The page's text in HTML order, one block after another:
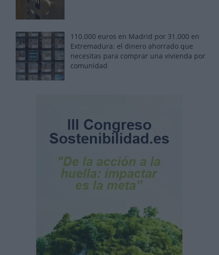
110.000 euros en Madrid por 31.000 en
Extremadura: el dinero ahorrado que
necesitas para comprar una vivienda por
comunidad